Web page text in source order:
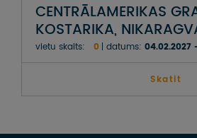
CENTRĀLAMERIKAS
KOSTARIKA,
SALVADORA,
UN GVATEMALA
vietu skaits: 0 datums: 04.02.2027
Skatit